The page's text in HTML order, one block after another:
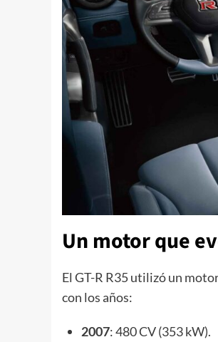
Un motor que
El GT-R R35 utilizó un
con los años:
2007: 480 CV (353 kW).